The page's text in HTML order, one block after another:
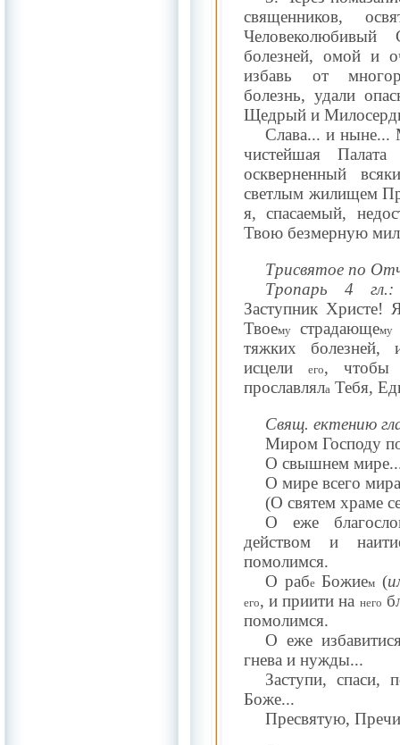
священников,
болезней, омой и
избавь от
болезнь, удали
Щедрый и
Слава... и ныне...
чистейшая
оскверненный
светлым жилищем
я, спасаемый,
Твою безмерную
Трисвятое по
Тропарь 4 гл.:
Заступник
Твоему страдающему
тяжких
исцелиего,
прославляла Тебя,
Свящ. ектению
Миром Господу
О свышнем
О мире всего
(О святем храме
О еже
действом и
помолимся.
О рабеБожием (
его, и приити на него
помолимся.
О еже
гнева и нужды...
Заступи, спаси,
Боже...
Пресвятую,